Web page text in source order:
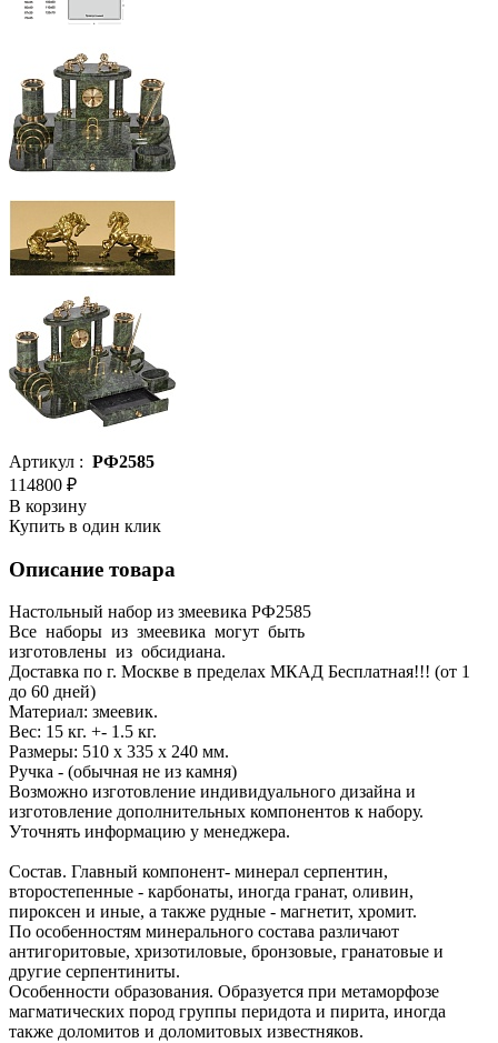
Артикул : РФ2585
114800 ₽
В корзину
Купить в один клик
Описание товара
Настольный набор из змеевика РФ2585
Все наборы из змеевика могут быть
изготовлены из обсидиана.
Доставка по г. Москве в пределах МКАД Бесплатная!!! (от 1
до 60 дней)
Материал: змеевик.
Вес: 15 кг. +- 1.5 кг.
Размеры: 510 x 335 x 240 мм.
Ручка - (обычная не из камня)
Возможно изготовление индивидуального дизайна и
изготовление дополнительных компонентов к набору.
Уточнять информацию у менеджера.
Состав. Главный компонент- минерал серпентин,
второстепенные - карбонаты, иногда гранат, оливин,
пироксен и иные, а также рудные - магнетит, хромит.
По особенностям минерального состава различают
антигоритовые, хризотиловые, бронзовые, гранатовые и
другие серпентиниты.
Особенности образования. Образуется при метаморфозе
магматических пород группы перидота и пирита, иногда
также доломитов и доломитовых известняков.